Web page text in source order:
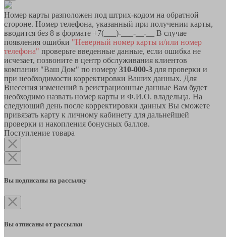
Номер карты разположен под штрих-кодом на обратной
стороне. Номер телефона, указанный при получении карты,
вводится без 8 в формате +7(___)-___-__-__ В случае
появления ошибки "Неверный номер карты и/или номер
телефона" проверьте введенные данные, если ошибка не
исчезает, позвоните в центр обслуживания клиентов
компании "Ваш Дом" по номеру 310-000-3 для проверки и
при необходимости корректировки Ваших данных. Для
Внесения изменений в реистрационные данные Вам будет
необходимо назвать номер карты и Ф.И.О. владельца. На
следующий день после корректировки данных Вы сможете
привязать карту к личному кабинету для дальнейшей
проверки и накопления бонусных баллов.
Поступление товара
Вы подписаны на рассылку
Вы отписаны от рассылки